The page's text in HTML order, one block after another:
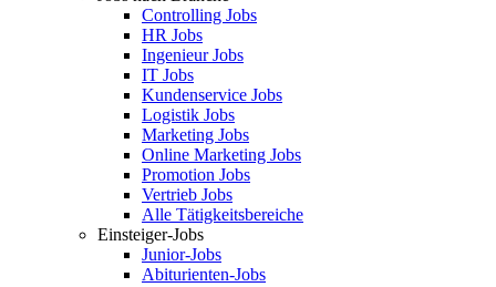
Controlling Jobs
HR Jobs
Ingenieur Jobs
IT Jobs
Kundenservice Jobs
Logistik Jobs
Marketing Jobs
Online Marketing Jobs
Promotion Jobs
Vertrieb Jobs
Alle Tätigkeitsbereiche
Einsteiger-Jobs
Junior-Jobs
Abiturienten-Jobs